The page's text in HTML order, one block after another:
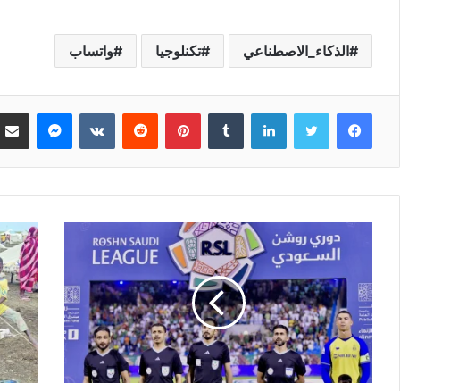
الذكاء_الاصطناعي تكنلوجيا واتساب
فيسبوك تويتر لينكدإن بينتيريست ماسنجر